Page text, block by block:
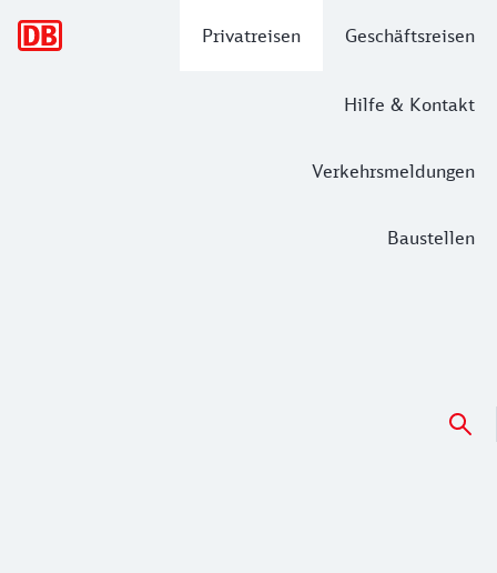
Privatreisen Geschäftsreisen
Hilfe & Kontakt
Verkehrsmeldungen
Baustellen